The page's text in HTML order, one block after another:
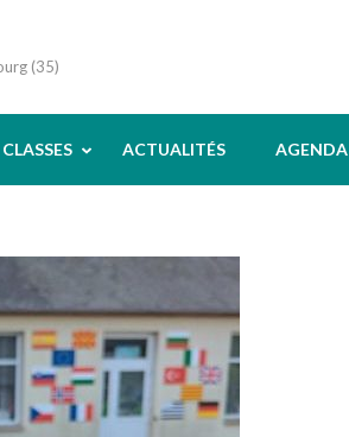
(35)
CLASSES ACTUALITÉS AGENDA